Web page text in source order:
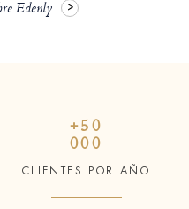
Edenly
+50
000
CLIENTES POR AÑO